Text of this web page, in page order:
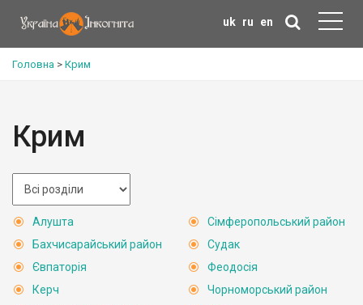
uk ru en
Головна > Крим
Крим
Алушта
Бахчисарайський район
Євпаторія
Керч
Сімферопольський район
Судак
Феодосія
Чорноморський район